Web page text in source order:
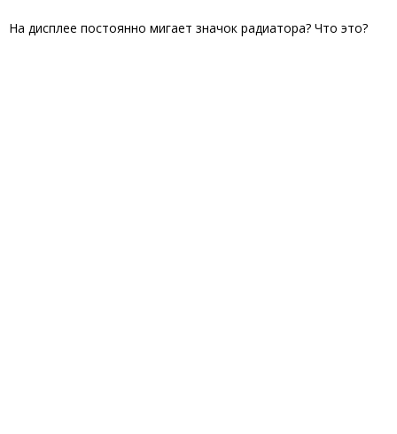
На дисплее постоянно мигает значок радиатора? Что это?